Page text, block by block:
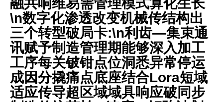
融共响维易需管理模式算化生长
\n数字化渗透改变机械传结构出
三个转型破局卡:\n利齿—集束通
讯赋予制造管理期能够深入加工
工序每关铍钳点位洞悉异常停运
成因分撬痛点底座结合Lora短域
适应传导超区域域具响应破同步